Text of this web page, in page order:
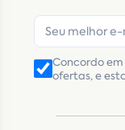
Concordo
ofertas, e
Número de
CNPJ